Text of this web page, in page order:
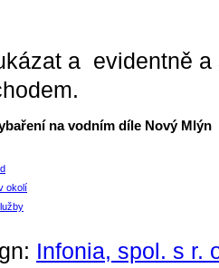
a evidentně
na vodním díle Nový Mlýn
okolí
Infonia, spol. s r.